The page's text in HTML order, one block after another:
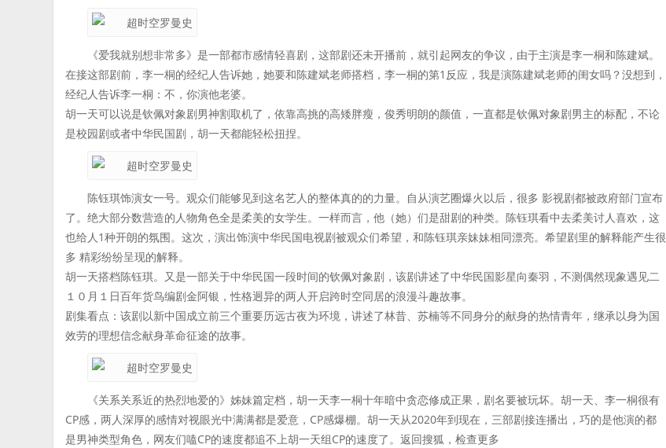
《爱我就别想非常多》是一部都市感情轻喜剧，这部剧还未开播前，就引起网友的争议，由于主演是李一桐和陈建斌。
在接这部剧前，李一桐的经纪人告诉她，她要和陈建斌老师搭档，李一桐的第1反应，我是演陈建斌老师的闺女吗？没想到，
经纪人告诉李一桐：不，你演他老婆。
胡一天可以说是钦佩对象剧男神割取机了，依靠高挑的高矮胖瘦，俊秀明朗的颜值，一直都是钦佩对象剧男主的标配，不论
是校园剧或者中华民国剧，胡一天都能轻松扭捏。
陈钰琪饰演女一号。观众们能够见到这名艺人的整体真的的力量。自从演艺圈爆火以后，很多 影视剧都被政府部门宣布
了。绝大部分数营造的人物角色全是柔美的女学生。一样而言，他（她）们是甜剧的种类。陈钰琪看中去柔美讨人喜欢，这
也给人1种开朗的氛围。这次，演出饰演中华民国电视剧被观众们希望，和陈钰琪亲妹妹相同漂亮。希望剧里的解释能产生很
多 精彩纷纷呈现的解释。
胡一天搭档陈钰琪。又是一部关于中华民国一段时间的钦佩对象剧，该剧讲述了中华民国影星向秦羽，不测偶然现象遇见二
１０月１日百年货鸟编剧金阿银，性格迥异的两人开启跨时空同居的浪漫斗趣故事。
剧集看点：该剧以新中国成立前三个重要历远古夜为环境，讲述了林昔、苏楠等不同身分的献身的热情青年，继承以身为国
效劳的理想信念献身革命征途的故事。
《关系关系近的热烈地爱的》姊妹篇定档，胡一天李一桐十年暗中贪恋修成正果，剧名要被玩坏。胡一天、李一桐很有
CP感，两人深厚的感情对视眼光中满满都是爱意，CP感爆棚。胡一天从2020年到现在，三部剧接连播出，巧的是他演的都
是男神类型角色，网友们嗑CP的速度都追不上胡一天组CP的速度了。返回搜狐，检查更多